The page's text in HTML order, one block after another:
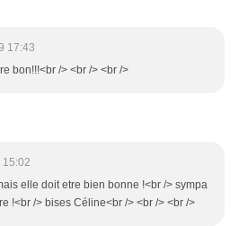
17:43
bon!!!<br /> <br /> <br />
elle doit etre bien bonne !<br /> sympa
!<br /> bises Céline<br /> <br /> <br />